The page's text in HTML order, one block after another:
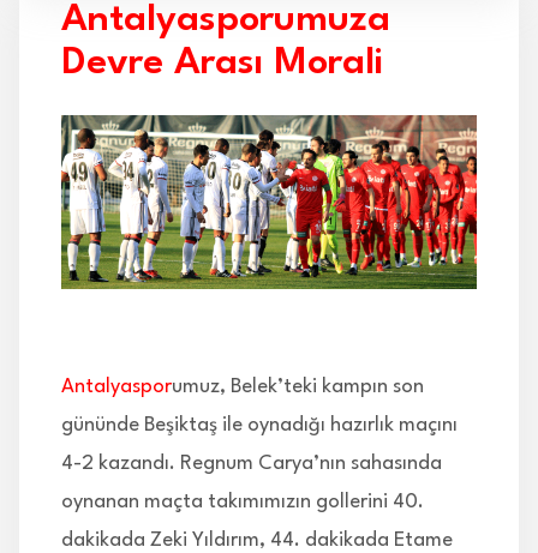
AKADEMİ
MARKALAR
TARAFTAR
BRANŞLAR
HABERLER
Antalyasporumuza
Devre Arası Morali
Antalyasporumuz, Belek’teki kampın son
gününde Beşiktaş ile oynadığı hazırlık maçını
4-2 kazandı. Regnum Carya’nın sahasında
oynanan maçta takımımızın gollerini 40.
dakikada Zeki Yıldırım, 44. dakikada Etame